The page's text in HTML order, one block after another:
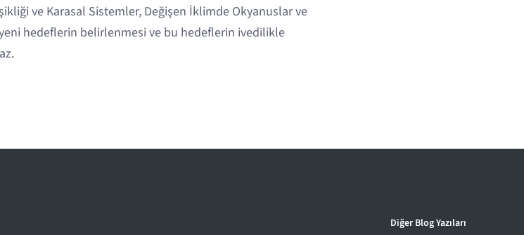
ve Karasal Sistemler, Değişen İklimde Okyanuslar ve
hedeflerin belirlenmesi ve bu hedeflerin ivedilikle
Diğer Blog Yazıları